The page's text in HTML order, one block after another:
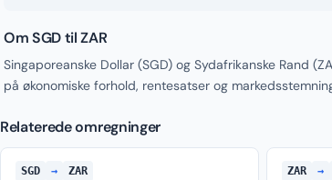
Om SGD til ZAR
Singaporeanske Dollar (SGD) og Sydafrikanske Rand
på økonomiske forhold, rentesatser og
Relaterede omregninger
SGD → ZAR ZAR →